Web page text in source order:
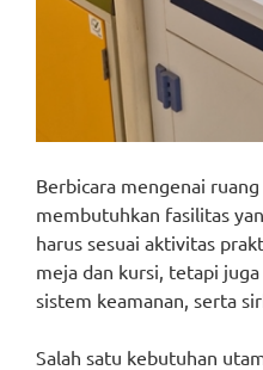
Berbicara mengenai
membutuhkan fasilitas
harus sesuai aktivitas
meja dan kursi, tetapi
sistem keamanan, serta
Salah satu kebutuhan